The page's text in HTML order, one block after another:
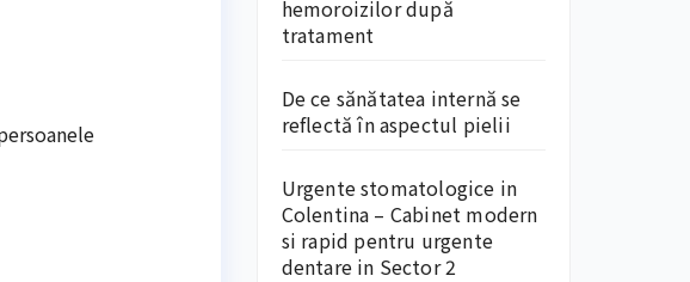
hemoroizilor după
tratament
De ce sănătatea internă se
reflectă în aspectul pielii
Urgente stomatologice in
Colentina – Cabinet modern
si rapid pentru urgente
dentare in Sector 2